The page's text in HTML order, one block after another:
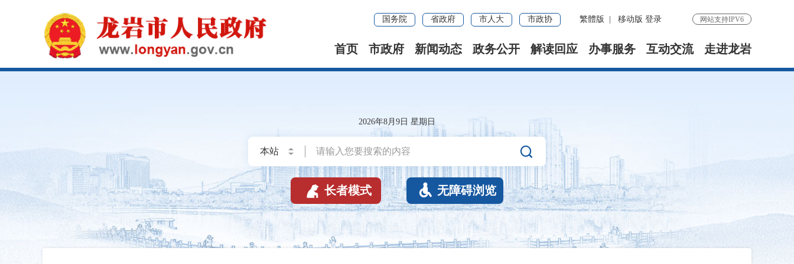
国务院 省政府 市人大 市政协 繁體版 移动版 登录 网站支持IPV6
首页 市政府 新闻动态 政务公开 解读回应 办事服务 互动交流 走进龙岩
2026年8月9日 星期日

 长者模式  无障碍浏览